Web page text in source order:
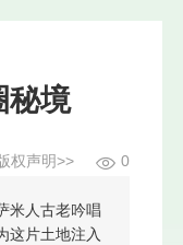
秘境
0
权声明>>
米人古老吟唱
这片土地注入